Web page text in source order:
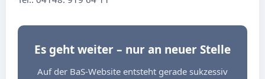
Es geht weiter – nur an neuer Stelle
Auf der BaS-Website entsteht gerade sukzessiv